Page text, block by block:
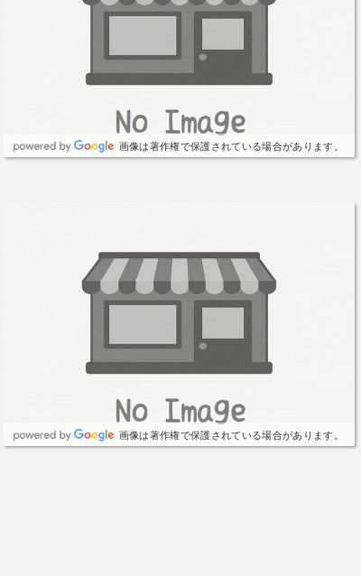
画像は著作権で保護されている場合があります。
画像は著作権で保護されている場合があります。